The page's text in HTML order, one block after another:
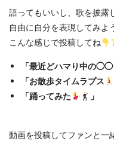
語ってもいいし、歌を披露
自由に自分を表現してみよ
こんな感じで投稿してね
「最近どハマり中の
「お散歩タイムラプス
「踊ってみた
」
動画を投稿してファンと一